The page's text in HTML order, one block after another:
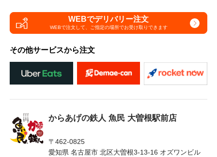
WEBでデリバリー注文
WEBで注文して、 ご指定の場所でお受け取りできます
その他サービスから注文
からあげの鉄人 魚民 大曽根駅前店
〒462-0825
愛知県 名古屋市 北区大曽根3-13-16 オズワンビル